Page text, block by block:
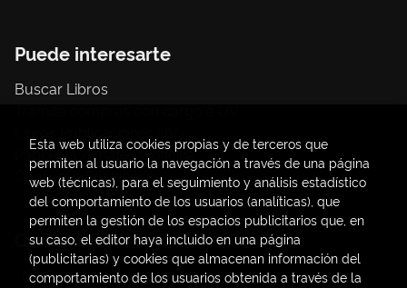
Puede interesarte
Buscar Libros
Papelería / material oficina
Consumo Sostenible
Contacto
C/ Amadeo de Saboya, 4
Esta web utiliza cookies propias y de terceros que
permiten al usuario la navegación a través de una página
web (técnicas), para el seguimiento y análisis estadístico
del comportamiento de los usuarios (analíticas), que
permiten la gestión de los espacios publicitarios que, en
su caso, el editor haya incluido en una página
(publicitarias) y cookies que almacenan información del
comportamiento de los usuarios obtenida a través de la